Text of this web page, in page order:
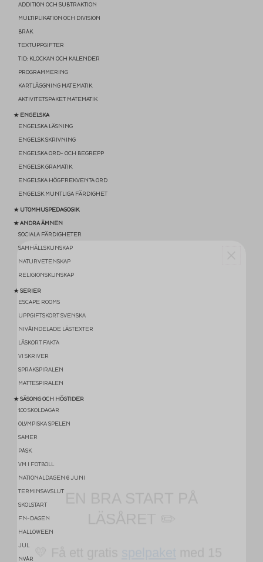
ADDITION OCH SUBTRAKTION
MULTIPLIKATION OCH DIVISION
BRÅK
TEXTUPPGIFTER
TID: KLOCKAN OCH KALENDER
PROGRAMMERING
KARTLÄGGNING MATEMATIK
AKTIVITETSPAKET MATEMATIK
★ ENGELSKA
ENGELSKA LÄSNING
ENGELSK SKRIVNING
ENGELSKA ORD- OCH BEGREPP
ENGELSK GRAMATIK
ENGELSKA HÖGFREKVENTA ORD
ENGELSK MUNTLIGA FÄRDIGHET
★ UTOMHUSPEDAGOGIK
★ ANDRA ÄMNEN
SOCIALA FÄRDIGHETER
SAMHÄLLSKUNSKAP
NATURVETENSKAP
RELIGIONSKUNSKAP
★ SERIER
ESCAPE ROOMS
UPPGIFTSKORT SVENSKA
NIVÅINDELADE LÄSTEXTER
LÄSKORT FAKTA
VI SKRIVER
SPRÅKSPIRALEN
MATTESPIRALEN
★ SÄSONG OCH HÖGTIDER
100 SKOLDAGAR
OLYMPISKA SPELEN
SAMER
PÅSK
VM I FOTBOLL
NATIONALDAGEN 6 JUNI
TERMINSAVSLUT
SKOLSTART
FN-DAGEN
HALLOWEEN
JUL
NYÅR
💛 Få ett gratis
lärspel (värde 95 kr)